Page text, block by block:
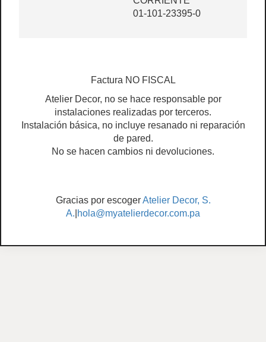
01-101-23395-0
Factura NO FISCAL
Atelier Decor, no se hace responsable por
instalaciones realizadas por terceros.
Instalación básica, no incluye resanado ni reparación
de pared.
No se hacen cambios ni devoluciones.
Gracias por escogerAtelier Decor, S.
A. hola@myatelierdecor.com.pa